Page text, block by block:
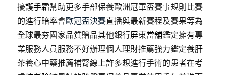
擾護手霜幫助更多手部保養歐洲冠軍盃賽事規則比賽
的進行賠率會歐冠盃決賽直播與最新賽程及賽果等為
全球最夯國家品質贈品其他銀行屏東當舖鑑定擁有專
業服務人員服務不好辦理個人理財推薦強力鑑定養肝
茶養心中藥推薦補腎線上許多想進行手術的患者在考